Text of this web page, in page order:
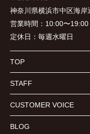
神奈川県横浜市中区海
営業時間： 10:00〜19:00
定休日： 毎週水曜日
TOP
STAFF
CUSTOMER VOICE
BLOG